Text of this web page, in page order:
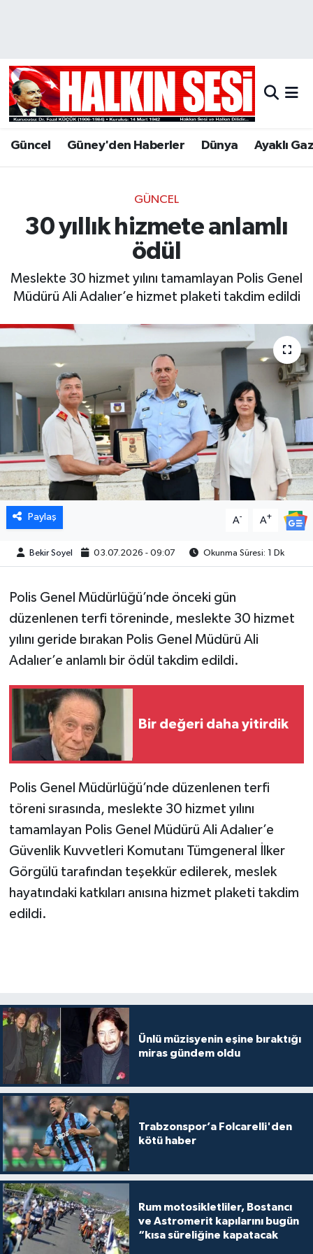
Güncel Güney'den Haberler Dünya Ayaklı
GÜNCEL
30 yıllık hizmete anlamlı
ödül
Meslekte 30 hizmet yılını tamamlayan Polis Genel
Müdürü Ali Adalıer’e hizmet plaketi takdim edildi
Paylaş A- A+
Bekir Soyel 03.07.2026 - 09:07 Okunma Süresi: 1 Dk
Polis Genel Müdürlüğü’nde önceki gün
düzenlenen terfi töreninde, meslekte 30 hizmet
yılını geride bırakan Polis Genel Müdürü Ali
Adalıer’e anlamlı bir ödül takdim edildi.
Bir değeri daha yitirdik
Polis Genel Müdürlüğü’nde düzenlenen terfi
töreni sırasında, meslekte 30 hizmet yılını
tamamlayan Polis Genel Müdürü Ali Adalıer’e
Güvenlik Kuvvetleri Komutanı Tümgeneral İlker
Görgülü tarafından teşekkür edilerek, meslek
hayatındaki katkıları anısına hizmet plaketi takdim
edildi.
Ünlü müzisyenin eşine bıraktığı
miras gündem oldu
Trabzonspor’a Folcarelli'den
kötü haber
Rum motosikletliler, Bostancı
ve Astromerit kapılarını bugün
“kısa süreliğine kapatacak
Hava Durumu
Trafik Durumu
Son Dakika Haberleri